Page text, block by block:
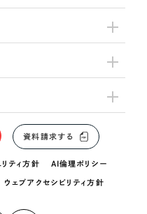
資料請求する
ティ方針 AI倫理ポリシー
ウェブアクセシビリティ方針